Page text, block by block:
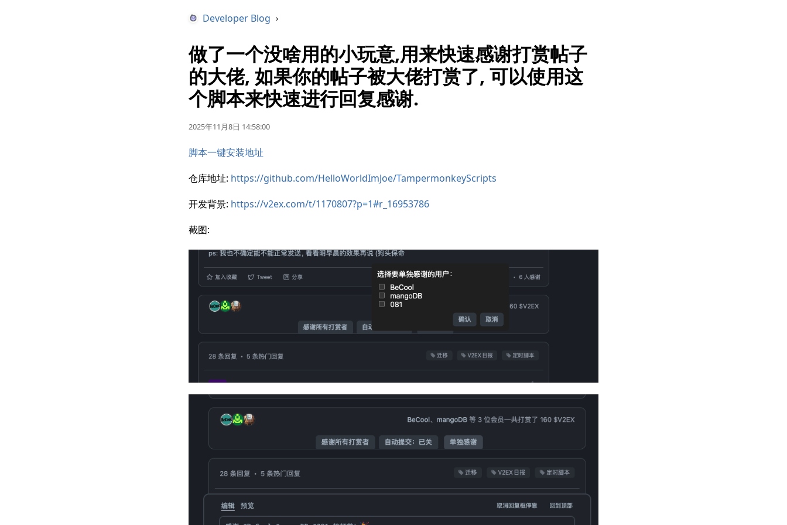
Developer Blog ›
做了一个没啥用的小玩意,用来快速感谢打赏帖子
的大佬, 如果你的帖子被大佬打赏了, 可以使用这
个脚本来快速进行回复感谢.
2025年11月8日 14:58:00
脚本一键安装地址
仓库地址: https://github.com/HelloWorldImJoe/TampermonkeyScripts
开发背景: https://v2ex.com/t/1170807?p=1#r_16953786
截图: